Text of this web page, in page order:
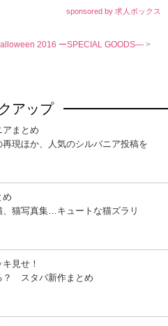
sponsored by 求人ボックス
2016 ーSPECIAL GOODS―>
アップ
アまとめ
再現ほか、人気のシルバニア投稿を
め
、猫写真集…キュートな猫ズラリ
見せ！
？ スタバ新作まとめ